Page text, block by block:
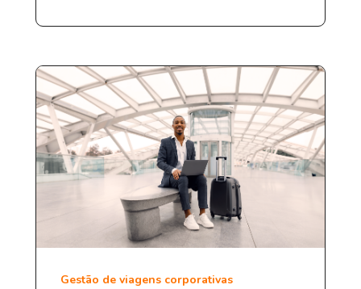
Gestão de viagens corporativas